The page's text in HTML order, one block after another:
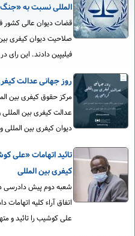
المللی نسبت به «جنگ
قضات دیوان عالی کشور
صلاحیت دیوان کیفری
فیلیپین دادند. این رای در
روز جهانی عدالت
عدالت کیفری بین
دیوان کیفری بین
تائید اتهامات
کیفری بین المللی
شعبه دوم پیش دادرسی
اتفاق آراء کلیه
علی کوشیب را تائید و